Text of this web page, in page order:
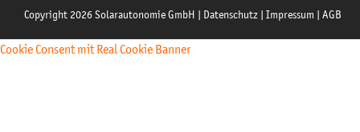
Copyright 2026 Solarautonomie GmbH | Datenschutz Impressum AGB
Cookie Consent mit Real Cookie Banner